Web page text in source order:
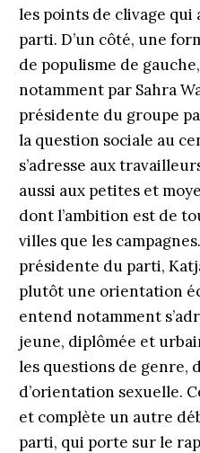
les points de clivage
parti. D’un côté, une
de populisme de
notamment par Sahra
présidente du groupe
la question sociale au
s’adresse aux
aussi aux petites et
dont l’ambition est de
villes que les
présidente du parti,
plutôt une orientation
entend notamment
jeune, diplômée et
les questions de genre,
d’orientation sexuelle.
et complète un autre
parti, qui porte sur le